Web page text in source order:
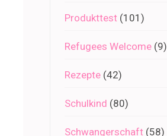
Produkttest (101)
Refugees Welcome (9)
Rezepte (42)
Schulkind (80)
Schwangerschaft (58)